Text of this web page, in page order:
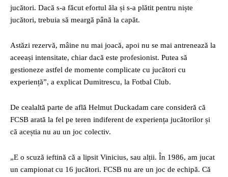
jucători. Dacă s-a făcut efortul ăla și s-a plătit pentru niște
jucători, trebuia să meargă până la capăt.
Astăzi rezervă, mâine nu mai joacă, apoi nu se mai antrenează la
aceeași intensitate, chiar dacă este profesionist. Putea să
gestioneze astfel de momente complicate cu jucători cu
experiență”, a explicat Dumitrescu, la Fotbal Club.
De cealaltă parte de află Helmut Duckadam care consideră că
FCSB arată la fel pe teren indiferent de experiența jucătorilor și
că aceștia nu au un joc colectiv.
„E o scuză ieftină că a lipsit Vinicius, sau alții. În 1986, am jucat
un campionat cu 16 jucători. FCSB nu are un joc de echipă. Că